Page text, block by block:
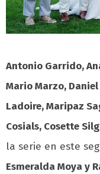
Antonio Garrido,
Mario Marzo,
Ladoire, Maripaz
Cosials, Cosette
la serie en este
Esmeralda Moya y